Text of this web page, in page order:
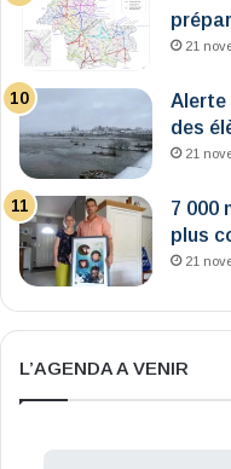
21
Alerte
des
21
7 000
plus
21
L’AGENDA A VENIR